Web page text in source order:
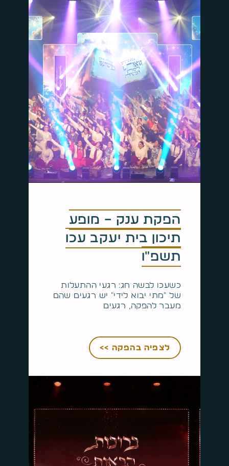
הפקת ענק – מופע
תיכון בית יעקב עכו
תשפ"ו
כשעכו לבשה חג: רגעי ההתעלות
של "מתי יבוא לידי" יש רגעים שהם
מעבר להפקה, רגעים
לצפיה בהפקה >>